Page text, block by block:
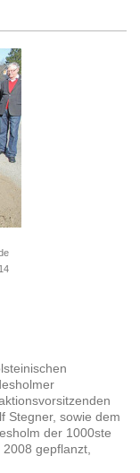
Stegner, sowie dem
der 1000ste
gepflanzt,